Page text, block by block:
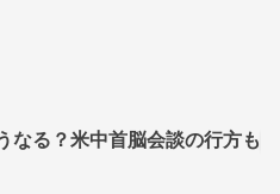
なる？米中首脳会談の行方も